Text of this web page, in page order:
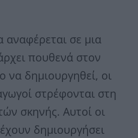
αναφέρεται σε μια
πουθενά στον
να δημιουργηθεί, οι
στρέφονται στη
σκηνής. Αυτοί οι
δημιουργήσει